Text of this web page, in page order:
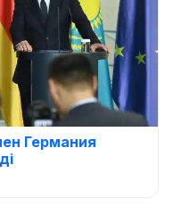
Германия